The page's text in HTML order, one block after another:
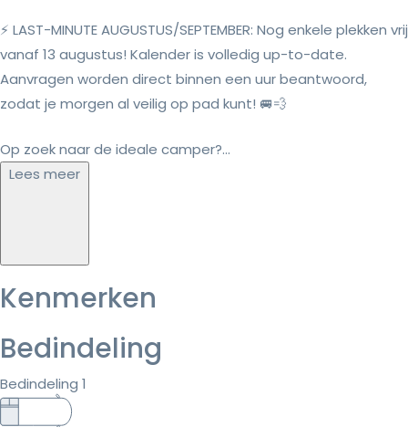
⚡ LAST-MINUTE AUGUSTUS/SEPTEMBER: Nog enkele plekken vrij
vanaf 13 augustus! Kalender is volledig up-to-date.
Aanvragen worden direct binnen een uur beantwoord,
zodat je morgen al veilig op pad kunt! 🚐💨
Op zoek naar de ideale camper?...
Lees meer
Kenmerken
Bedindeling
Bedindeling 1